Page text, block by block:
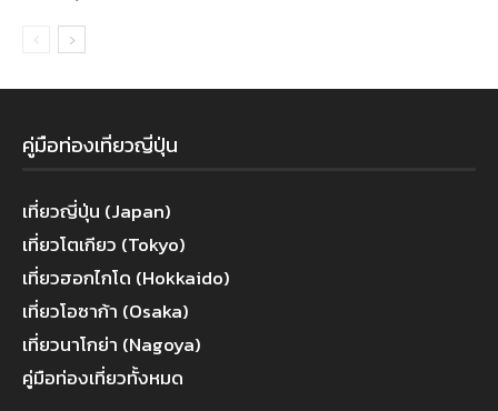
คู่มือท่องเที่ยวญี่ปุ่น
เที่ยวญี่ปุ่น (Japan)
เที่ยวโตเกียว (Tokyo)
เที่ยวฮอกไกโด (Hokkaido)
เที่ยวโอซาก้า (Osaka)
เที่ยวนาโกย่า (Nagoya)
คู่มือท่องเที่ยวทั้งหมด